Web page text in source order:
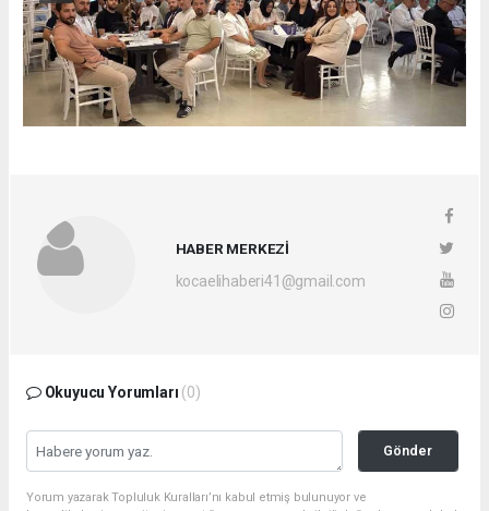
HABER MERKEZİ
kocaelihaberi41@gmail.com
Okuyucu Yorumları (0)
Gönder
Yorum yazarak Topluluk Kuralları’nı kabul etmiş bulunuyor ve